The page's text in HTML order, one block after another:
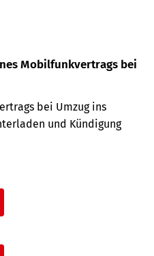
Mobilfunkvertrags bei
bei Umzug ins
und Kündigung